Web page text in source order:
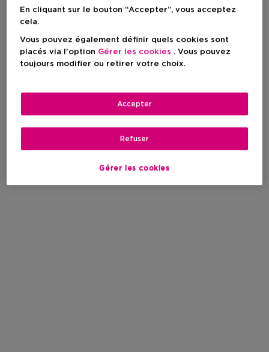
YVES SAINT LAURENT
Libre Intense
Eau De Parfum
Prix promotionnel
En cliquant sur le bouton “Accepter”, vous acceptez
cela.
Vous pouvez également définir quels cookies sont
placés via l'option Gérer les cookies . Vous pouvez
toujours modifier ou retirer votre choix.
Gérer les cookies
Refuser
Accepter